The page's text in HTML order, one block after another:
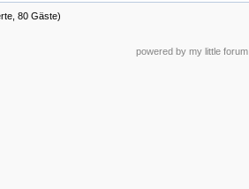
80 Gäste)
powered by my little forum